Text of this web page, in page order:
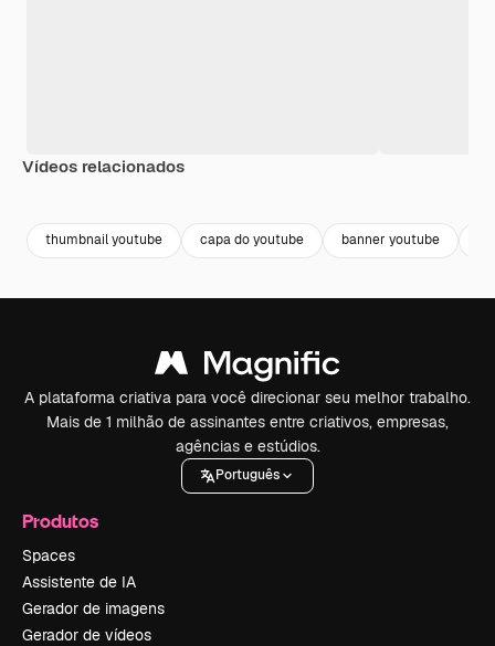
Vídeos relacionados
thumbnail youtube capa do youtube banner youtube
A plataforma criativa para você direcionar seu melhor trabalho.
Mais de 1 milhão de assinantes entre criativos, empresas,
agências e estúdios.
Português
Produtos
Spaces
Assistente de IA
Gerador de imagens
Gerador de vídeos